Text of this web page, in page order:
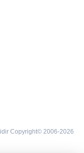
Copyright© 2006-2026